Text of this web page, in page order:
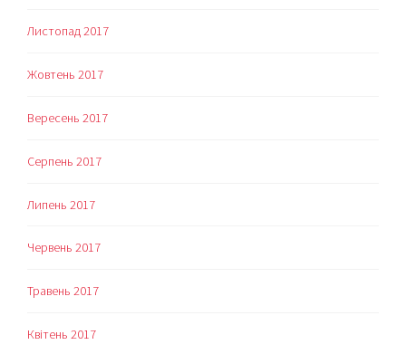
Листопад 2017
Жовтень 2017
Вересень 2017
Серпень 2017
Липень 2017
Червень 2017
Травень 2017
Квітень 2017